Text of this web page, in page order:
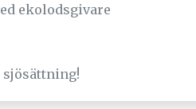
ekolodsgivare
sjösättning!